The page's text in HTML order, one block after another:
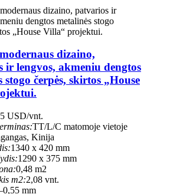
dizaino,
ir lengvos, akmeniu dengtos
stogo čerpės, skirtos „House
USD/vnt.
TT/L/C matomoje vietoje
Kinija
1340 x 420 mm
1290 x 375 mm
0,48 m2
m2:2,08 vnt.
mm